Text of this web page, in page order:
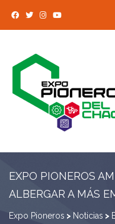
EXPO PIONEROS
ALBERGAR A MÁS
Expo Pioneros > Noticias >